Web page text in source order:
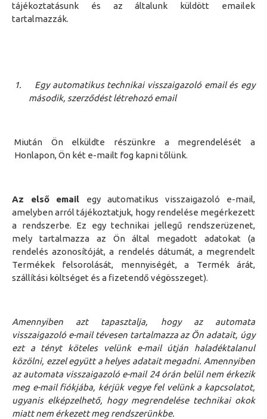
tájékoztatásunk és az általunk küldött emailek
tartalmazzák.
1.
Egy automatikus technikai visszaigazoló email és egy
második, szerződést létrehozó email
Miután Ön elküldte részünkre a megrendelését a
Honlapon, Ön két e-mailt fog kapni tőlünk.
Az első email egy automatikus visszaigazoló e-mail,
amelyben arról tájékoztatjuk, hogy rendelése megérkezett
a rendszerbe. Ez egy technikai jellegű rendszerüzenet,
mely tartalmazza az Ön által megadott adatokat (a
rendelés azonosítóját, a rendelés dátumát, a megrendelt
Termékek felsorolását, mennyiségét, a Termék árát,
szállítási költséget és a fizetendő végösszeget).
Amennyiben azt tapasztalja, hogy az automata
visszaigazoló e-mail tévesen tartalmazza az Ön adatait, úgy
ezt a tényt köteles velünk e-mail útján haladéktalanul
közölni, ezzel együtt a helyes adatait megadni. Amennyiben
az automata visszaigazoló e-mail 24 órán belül nem érkezik
meg e-mail fiókjába, kérjük vegye fel velünk a kapcsolatot,
ugyanis elképzelhető, hogy megrendelése technikai okok
miatt nem érkezett meg rendszerünkbe.